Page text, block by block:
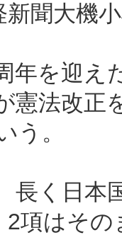
新聞大機
年を迎
憲法改正
う。
長く日本
2項はそ